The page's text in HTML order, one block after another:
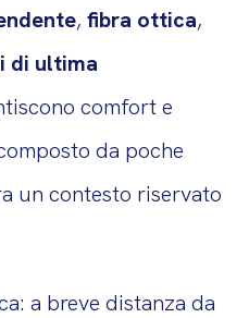
,fibra ottica,
di ultima
comfort e
da poche
un contesto riservato
a breve distanza da